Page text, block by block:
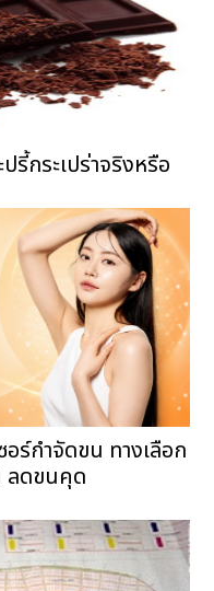
รี้กระเปร่าจริงหรือ
อร์กำจัดขน ทางเลือก
ลดขนคุด